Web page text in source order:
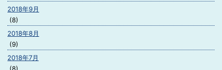
2018年9月
(8)
2018年8月
(9)
2018年7月